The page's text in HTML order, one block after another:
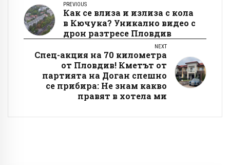
PREVIOUS
Как се влиза и излиза с кола
в Кючука? Уникално видео с
дрон разтресе Пловдив
NEXT
Спец-акция на 70 километра
от Пловдив! Кметът от
партията на Доган спешно
се прибира: Не знам какво
правят в хотела ми